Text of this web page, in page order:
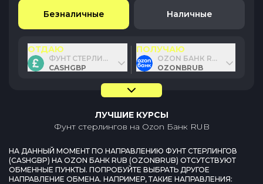
Безналичные Наличные
ОТДАЮ
ФУНТ СТЕРЛИНГОВ
CASHGBP
ПОЛУЧАЮ
OZON БАНК RUB
OZONBRUB
ЛУЧШИЕ КУРСЫ
Фунт стерлингов на Ozon Банк RUB
НА ДАННЫЙ МОМЕНТ ПО НАПРАВЛЕНИЮ ФУНТ СТЕРЛИНГОВ
(CASHGBP) НА OZON БАНК RUB (OZONBRUB) ОТСУТСТВУЮТ
ОБМЕННЫЕ ПУНКТЫ. ПОПРОБУЙТЕ ВЫБРАТЬ ДРУГОЕ
НАПРАВЛЕНИЕ ОБМЕНА. НАПРИМЕР, ТАКИЕ НАПРАВЛЕНИЯ: